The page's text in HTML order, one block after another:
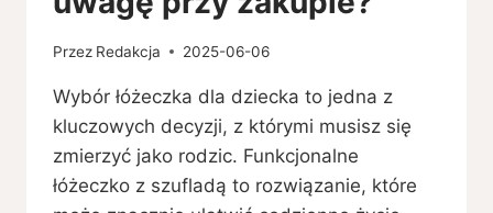
Przez Redakcja 2025-06-06
Wybór łóżeczka dla dziecka to jedna z
kluczowych decyzji, z którymi musisz się
zmierzyć jako rodzic. Funkcjonalne
łóżeczko z szufladą to rozwiązanie, które